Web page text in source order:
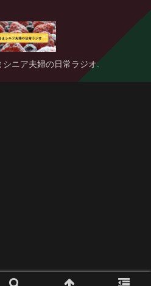
ニア夫婦の日常ラジオ.